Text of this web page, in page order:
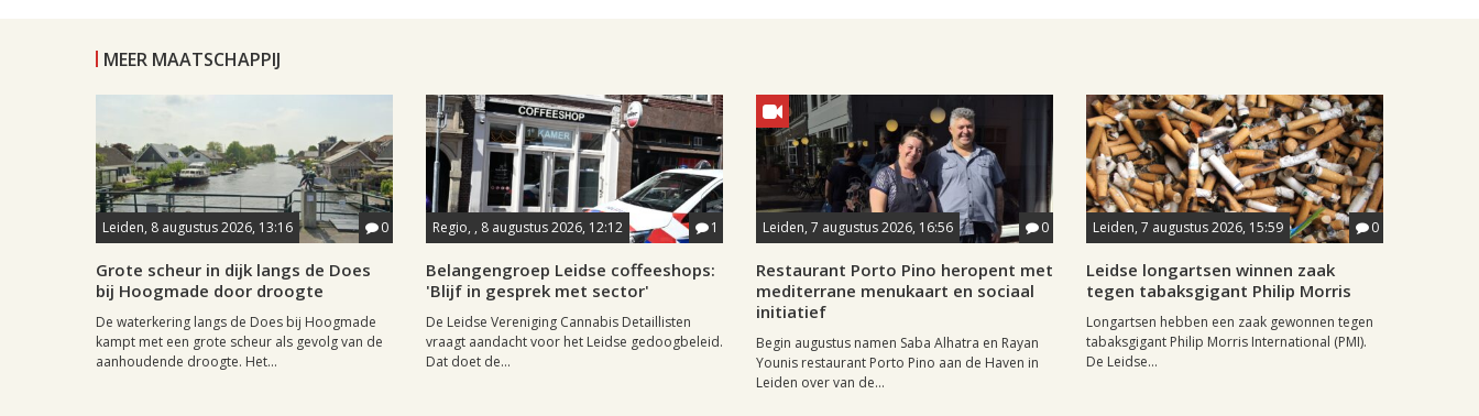
MEER MAATSCHAPPIJ
Leiden, 8 augustus 2026, 13:16 0
Grote scheur in dijk langs de Does
bij Hoogmade door droogte
De waterkering langs de Does bij Hoogmade
kampt met een grote scheur als gevolg van de
aanhoudende droogte. Het...
Regio, , 8 augustus 2026, 12:12 1
Belangengroep Leidse coffeeshops:
'Blijf in gesprek met sector'
De Leidse Vereniging Cannabis Detaillisten
vraagt aandacht voor het Leidse gedoogbeleid.
Dat doet de...
Leiden, 7 augustus 2026, 16:56 0
Restaurant Porto Pino heropent met
mediterrane menukaart en sociaal
initiatief
Begin augustus namen Saba Alhatra en Rayan
Younis restaurant Porto Pino aan de Haven in
Leiden over van de...
Leiden, 7 augustus 2026, 15:59 0
Leidse longartsen winnen zaak
tegen tabaksgigant Philip Morris
Longartsen hebben een zaak gewonnen tegen
tabaksgigant Philip Morris International (PMI).
De Leidse...